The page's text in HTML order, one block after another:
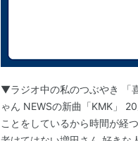
▼ラジオ中の私のつぶやき 「
ゃん NEWSの新曲「KMK」
ことをしているから時間が経